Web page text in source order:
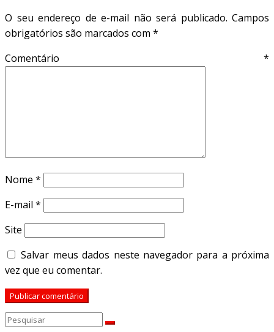
O seu endereço de e-mail não será publicado. Campos
obrigatórios são marcados com *
Comentário *
Nome *
E-mail *
Site
Salvar meus dados neste navegador para a próxima
vez que eu comentar.